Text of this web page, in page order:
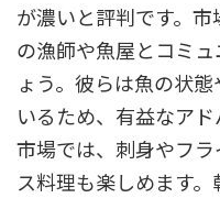
が濃いと評判です。
の漁師や魚屋とコミ
ょう。彼らは魚の状
いるため、有益なアド
市場では、刺身やフ
ス料理も楽しめます